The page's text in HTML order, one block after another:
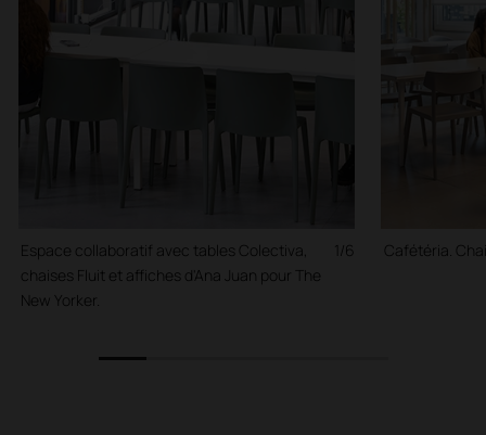
Espace collaboratif avec tables Colectiva,
chaises Fluit et affiches d'Ana Juan pour The
New Yorker.
1/6 Cafétéria.